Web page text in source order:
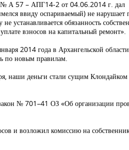
№ А 57 – АПГ14-2 от 04.06.2014 г. дал
ввиду оспариваемый) не нарушает
устанавливается обязанность
взносов на капитальный ремонт».
2014 года в Архангельской области
по новым правилам.
наши деньги стали сущим Клондайком
№ 701–41 ОЗ «Об организации
и возложил комиссию на